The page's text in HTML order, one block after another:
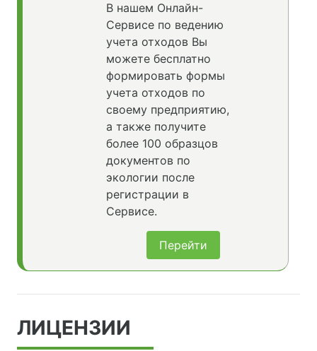
В нашем Онлайн-
Сервисе по ведению
учета отходов Вы
можете бесплатно
формировать формы
учета отходов по
своему предприятию,
а также получите
более 100 образцов
документов по
экологии после
регистрации в
Сервисе.
Перейти
ЛИЦЕНЗИИ